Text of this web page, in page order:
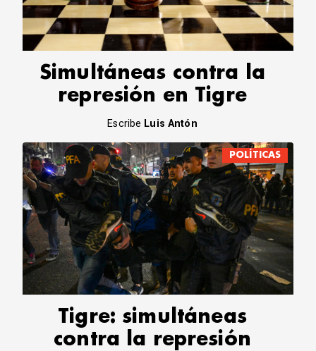
CORREO DE LECTORES
DEBATE
ARCHIVO
DECLARACIONES
OPINIÓN
ALTAMIRA RESPONDE
Política Obrera Revista
CONTACTO
Simultáneas contra la
represión en Tigre
Escribe Luis Antón
POLÍTICAS
Tigre: simultáneas
contra la represión